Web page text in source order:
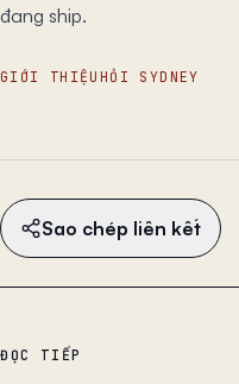
đang ship.
GIỚI THIỆU HỎI SYDNEY
Sao chép liên kết
ĐỌC TIẾP